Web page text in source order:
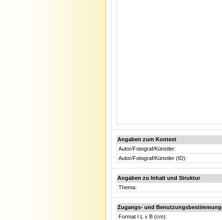
Angaben zum Kontext
Autor/Fotograf/Künstler:
Autor/Fotograf/Künstler (ID):
Angaben zu Inhalt und Struktur
Thema:
Zugangs- und
Format I L x B (cm):